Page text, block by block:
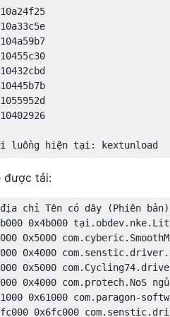
luồng hiện tại: kextunload
Ngày 9 tháng 11 18:09:22
B010-E65ECE57550B
được tải:
chỉ Tên có dây (Phiên bản)
0x4b000
0x5000
0x4000
0x5000
0x4000 com.protech.NoS
0x61000 com.paragon-
0x6fc000